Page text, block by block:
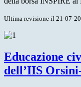
Ultima revisione il 21-07-
Educazione
dell’IIS